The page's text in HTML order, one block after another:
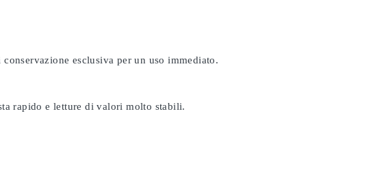
esclusiva per un uso immediato.
rapido e letture di valori molto stabili.